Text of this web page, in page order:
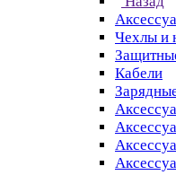
Чехлы и
Кабели